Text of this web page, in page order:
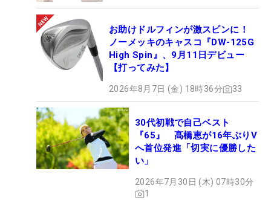
お助けドルフィンが激スピンに！
ノーメッキのキャスコ『DW-125G
High Spin』、9月11日デビュー
【打ってみた】
2026年8月7日 (金) 18時36分 33
30代初戦で自己ベスト
『65』 髙橋恵が16年ぶりV
へ首位発進「切実に優勝した
い」
2026年7月30日 (木) 07時30分
1